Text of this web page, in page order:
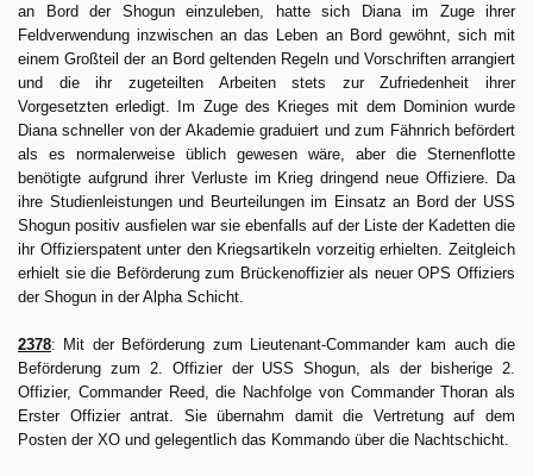
an Bord der Shogun einzuleben, hatte sich Diana im Zuge ihrer
Feldverwendung inzwischen an das Leben an Bord gewöhnt, sich mit
einem Großteil der an Bord geltenden Regeln und Vorschriften arrangiert
und die ihr zugeteilten Arbeiten stets zur Zufriedenheit ihrer
Vorgesetzten erledigt. Im Zuge des Krieges mit dem Dominion wurde
Diana schneller von der Akademie graduiert und zum Fähnrich befördert
als es normalerweise üblich gewesen wäre, aber die Sternenflotte
benötigte aufgrund ihrer Verluste im Krieg dringend neue Offiziere. Da
ihre Studienleistungen und Beurteilungen im Einsatz an Bord der USS
Shogun positiv ausfielen war sie ebenfalls auf der Liste der Kadetten die
ihr Offizierspatent unter den Kriegsartikeln vorzeitig erhielten. Zeitgleich
erhielt sie die Beförderung zum Brückenoffizier als neuer OPS Offiziers
der Shogun in der Alpha Schicht.
2378: Mit der Beförderung zum Lieutenant-Commander kam auch die
Beförderung zum 2. Offizier der USS Shogun, als der bisherige 2.
Offizier, Commander Reed, die Nachfolge von Commander Thoran als
Erster Offizier antrat. Sie übernahm damit die Vertretung auf dem
Posten der XO und gelegentlich das Kommando über die Nachtschicht.